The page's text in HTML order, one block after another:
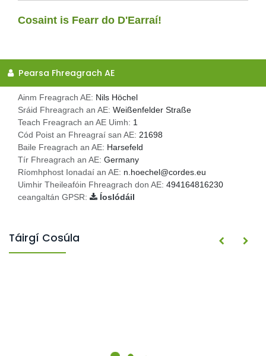
Cosaint is Fearr do D'Earraí!
Pearsa Fhreagrach AE
Ainm Freagrach AE: Nils Höchel
Sráid Fhreagrach an AE: Weißenfelder Straße
Teach Freagrach an AE Uimh: 1
Cód Poist an Fhreagraí san AE: 21698
Baile Freagrach an AE: Harsefeld
Tír Fhreagrach an AE: Germany
Ríomhphost Ionadaí an AE: n.hoechel@cordes.eu
Uimhir Theileafóin Fhreagrach don AE: 494164816230
ceangaltán GPSR:
Íoslódáil
Táirgí Cosúla